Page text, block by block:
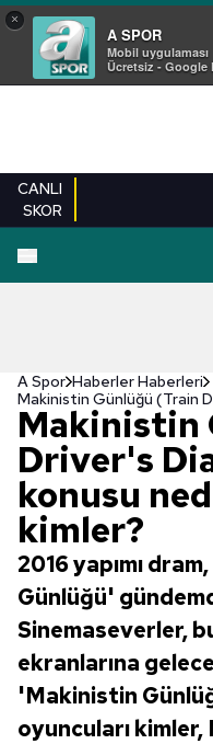
×
A SPOR
Mobil uygulaması
Ücretsiz - Google
CANLI
SKOR
A Spor Haberler Haberleri
Makinistin
Driver's
konusu
kimler?
2016 yapımı
Günlüğü'
Sinemaseverler,
ekranlarına
'Makinistin
oyuncuları